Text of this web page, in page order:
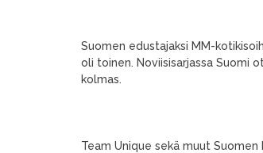
Suomen edustajaksi MM-
oli toinen. Noviisisarjassa Suomi
kolmas.
Team Unique sekä muut